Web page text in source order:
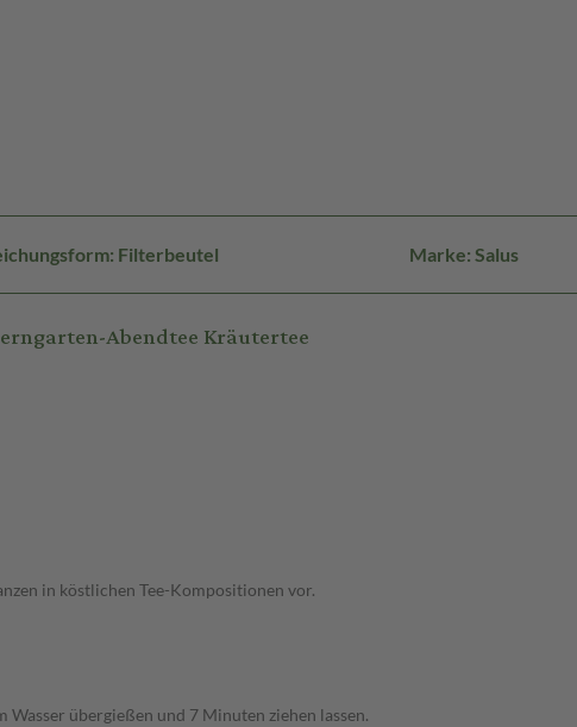
Filterbeutel Marke: Salus
Abendtee Kräutertee
in köstlichen Tee-Kompositionen vor.
übergießen und 7 Minuten ziehen lassen.